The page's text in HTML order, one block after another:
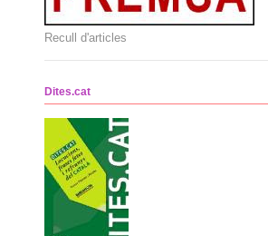
Recull d'articles
Dites.cat